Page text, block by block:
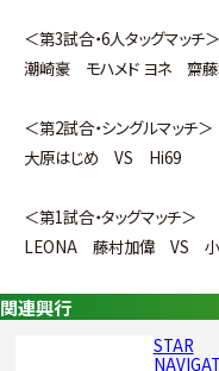
＜第3試合・6人タッグマッチ＞
潮崎豪 モハメド ヨネ 齋藤
＜第2試合・シングルマッチ＞
大原はじめ VS Hi69
＜第1試合・タッグマッチ＞
LEONA 藤村加偉 VS
関連興行
STAR